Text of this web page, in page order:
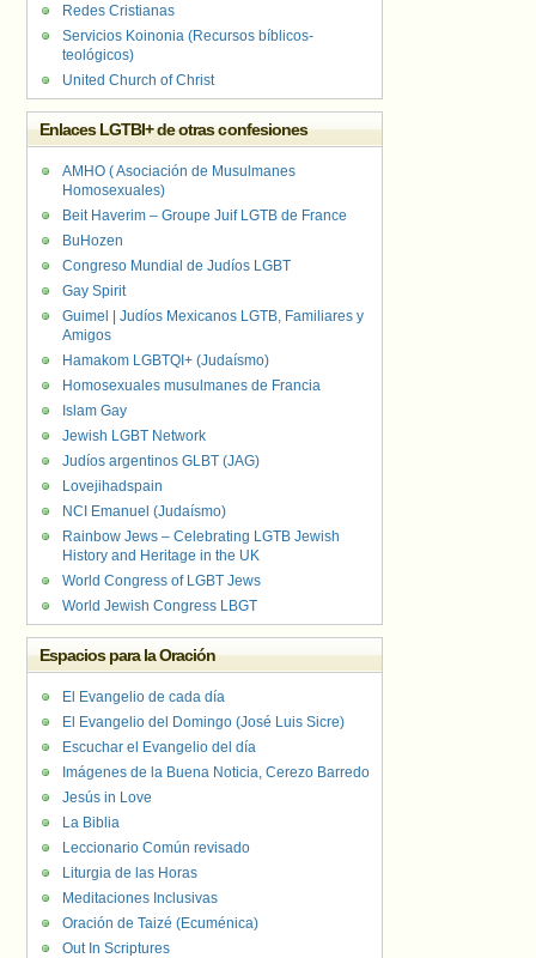
Redes Cristianas
Servicios Koinonia (Recursos bíblicos-
teológicos)
United Church of Christ
Enlaces LGTBI+ de otras confesiones
AMHO ( Asociación de Musulmanes
Homosexuales)
Beit Haverim – Groupe Juif LGTB de France
BuHozen
Congreso Mundial de Judíos LGBT
Gay Spirit
Guimel | Judíos Mexicanos LGTB, Familiares y
Amigos
Hamakom LGBTQI+ (Judaísmo)
Homosexuales musulmanes de Francia
Islam Gay
Jewish LGBT Network
Judíos argentinos GLBT (JAG)
Lovejihadspain
NCI Emanuel (Judaísmo)
Rainbow Jews – Celebrating LGTB Jewish
History and Heritage in the UK
World Congress of LGBT Jews
World Jewish Congress LBGT
Espacios para la Oración
El Evangelio de cada día
El Evangelio del Domingo (José Luis Sicre)
Escuchar el Evangelio del día
Imágenes de la Buena Noticia, Cerezo Barredo
Jesús in Love
La Biblia
Leccionario Común revisado
Liturgia de las Horas
Meditaciones Inclusivas
Oración de Taizé (Ecuménica)
Out In Scriptures